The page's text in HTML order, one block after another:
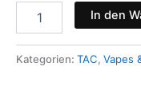
Preis
war:
Amsterdam
1ml
In den
Kategorien: TAC, Vapes